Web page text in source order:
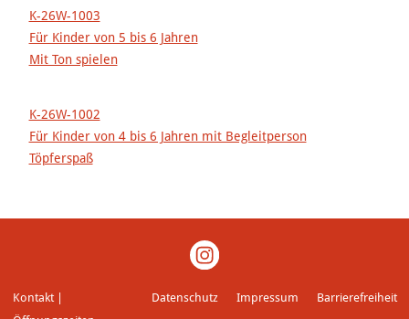
K-26W-1003
Für Kinder von 5 bis 6 Jahren
Mit Ton spielen
K-26W-1002
Für Kinder von 4 bis 6 Jahren mit Begleitperson
Töpferspaß
Kontakt |
Datenschutz Impressum Barrierefreiheit